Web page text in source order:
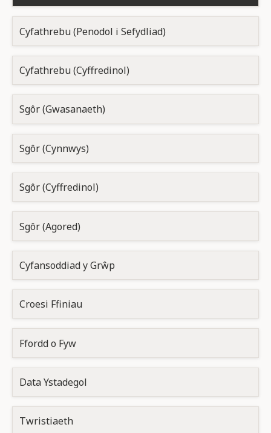
Cyfathrebu (Penodol i Sefydliad)
Cyfathrebu (Cyffredinol)
Sgôr (Gwasanaeth)
Sgôr (Cynnwys)
Sgôr (Cyffredinol)
Sgôr (Agored)
Cyfansoddiad y Grŵp
Croesi Ffiniau
Ffordd o Fyw
Data Ystadegol
Twristiaeth